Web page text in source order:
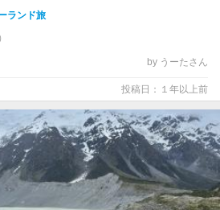
ランド旅
by うーたさん
投稿日：１年以上前